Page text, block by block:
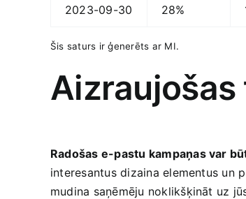
2023-09-30 28%
Šis‍ saturs ‌ir ģenerēts ⁤ar MI.
Radošas​ e-pastu kampaņas var
interesantus dizaina elementus un⁣
mudina saņēmēju​ noklikšķināt⁢ uz